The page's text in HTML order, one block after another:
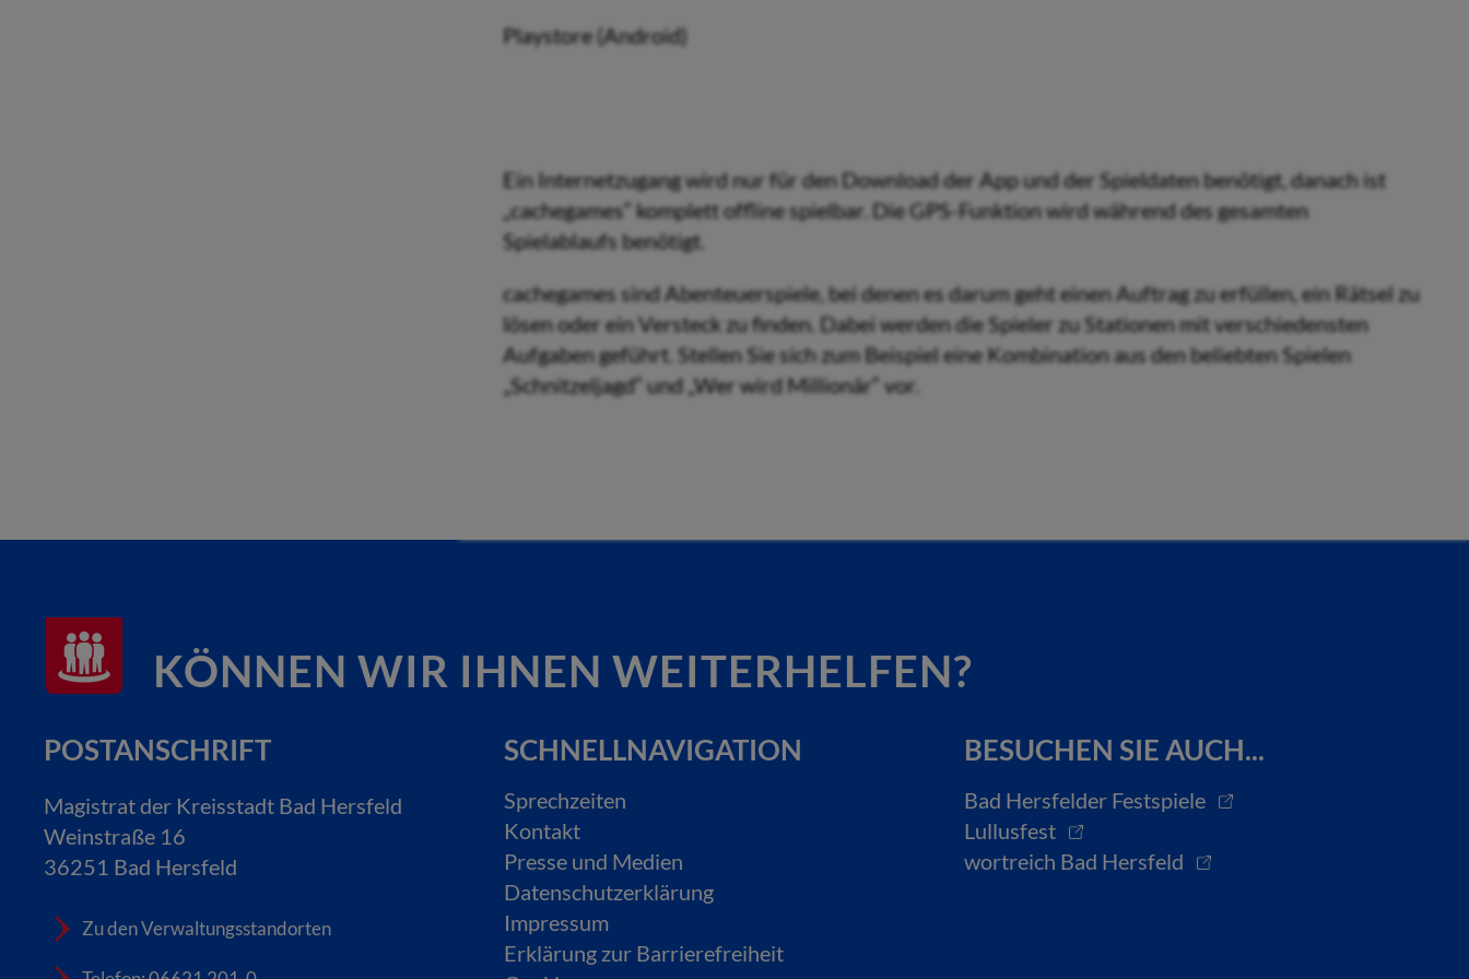
Playstore (Android)
Ein Internetzugang wird nur für den Download der App und der Spieldaten benötigt, danach ist
„cachegames“ komplett offline spielbar. Die GPS-Funktion wird während des gesamten
Spielablaufs benötigt.
cachegames sind Abenteuerspiele, bei denen es darum geht einen Auftrag zu erfüllen, ein Rätsel zu
lösen oder ein Versteck zu finden. Dabei werden die Spieler zu Stationen mit verschiedensten
Aufgaben geführt. Stellen Sie sich zum Beispiel eine Kombination aus den beliebten Spielen
„Schnitzeljagd“ und „Wer wird Millionär“ vor.
KÖNNEN WIR IHNEN WEITERHELFEN?
POSTANSCHRIFT
Magistrat der Kreisstadt Bad Hersfeld
Weinstraße 16
36251 Bad Hersfeld
Zu den Verwaltungsstandorten
SCHNELLNAVIGATION
Sprechzeiten
Kontakt
Presse und Medien
Datenschutzerklärung
Impressum
Erklärung zur Barrierefreiheit
BESUCHEN SIE AUCH...
Bad Hersfelder Festspiele
Lullusfest
wortreich Bad Hersfeld